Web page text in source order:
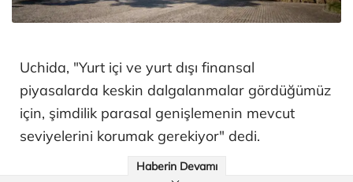
Uchida, "Yurt içi ve yurt dışı finansal
piyasalarda keskin dalgalanmalar gördüğümüz
için, şimdilik parasal genişlemenin mevcut
seviyelerini korumak gerekiyor" dedi.
Haberin Devamı